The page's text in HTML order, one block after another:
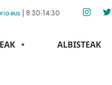
| 8:30-14:30
ALBISTEAK